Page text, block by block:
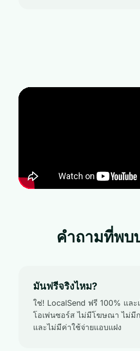
คำถามที่พบ
มันฟรีจริงไหม?
ใช่! LocalSend ฟรี 100% และ
โอเพ่นซอร์ส ไม่มีโฆษณา ไม่มี
และไม่มีค่าใช้จ่ายแอบแฝง